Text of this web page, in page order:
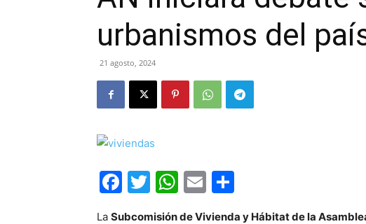
urbanismos del
21 agosto, 2024
Facebook
Twitter
WhatsApp
Email
La Subcomisión de Vivienda y Hábitat de la